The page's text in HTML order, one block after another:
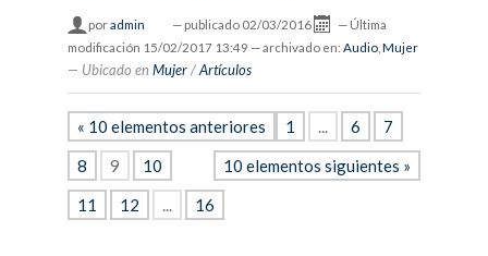
poradmin — publicado 02/03/2016 — Última
modificación 15/02/2017 13:49 — archivado en: Audio, Mujer
Ubicado en Mujer /Artículos
« 10 elementos anteriores
10 elementos siguientes »
1 ... 6
7
8
9
10
11
12 ... 16